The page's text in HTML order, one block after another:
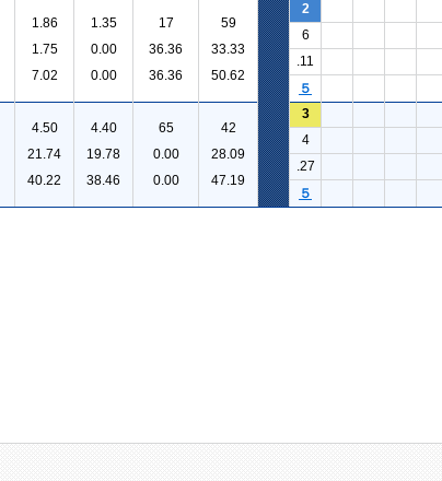
1.86
1.75
7.02
1.35
0.00
0.00
17
36.36
36.36
59
33.33
50.62
2
6
.11
５
4.50
21.74
40.22
4.40
19.78
38.46
65
0.00
0.00
42
28.09
47.19
3
4
.27
５